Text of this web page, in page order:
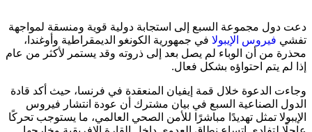
دعت دول مجموعة السبع إلى استجابة دولية قوية ومنسقة لمواجهة
تفشي فيروس الإيبولا في جمهورية الكونغو الديمقراطية وأوغندا،
محذرة من أن الوباء لم يصل بعد إلى ذروته وقد يستمر لأكثر من عام
إذا لم يتم احتواؤه بشكل فعال.
وجاءت الدعوة خلال قمة إيفيان المنعقدة في فرنسا، حيث أكد قادة
الدول الصناعية السبع في بيان مشترك أن عودة انتشار فيروس
الإيبولا تمثل تهديدًا مباشرًا للأمن الصحي العالمي، ما يستوجب تحركًا